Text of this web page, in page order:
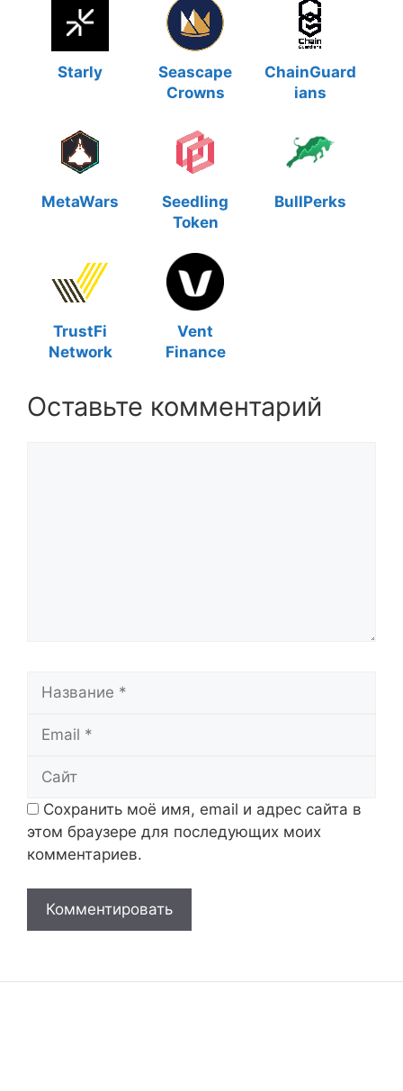
Starly
Seascape
Crowns
ChainGuard
ians
MetaWars
Seedling
Token
BullPerks
TrustFi
Network
Vent
Finance
Оставьте комментарий
Сохранить моё имя, email и адрес сайта в
этом браузере для последующих моих
комментариев.